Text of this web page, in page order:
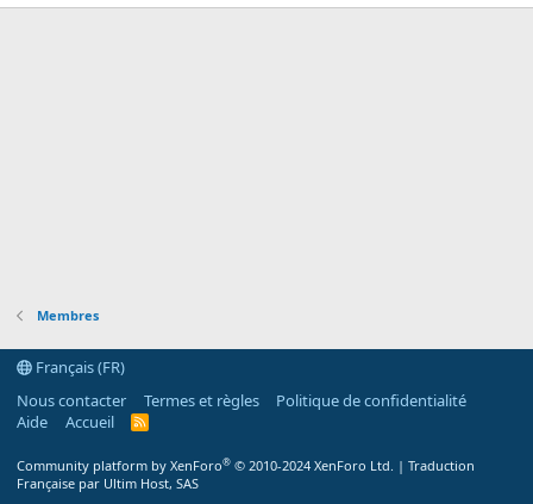
Membres
Français (FR)
Nous contacter
Termes et règles
Politique de confidentialité
Aide
Accueil
R
Community platform by XenForo® © 2010-2024 XenForo Ltd. | Traduction
Française par Ultim Host, SAS